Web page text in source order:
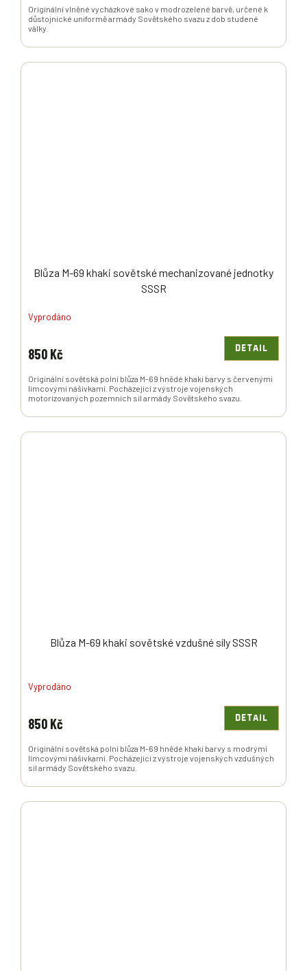
Originální vlněné vycházkové sako v modrozelené barvě, určené k
důstojnické uniformě armády Sovětského svazu z dob studené
války.
Blůza M-69 khaki sovětské mechanizované jednotky
SSSR
Vyprodáno
850 Kč DETAIL
Originální sovětská polní blůza M-69 hnědé khaki barvy s červenými
límcovými nášivkami. Pocházející z výstroje vojenských
motorizovaných pozemních sil armády Sovětského svazu.
Blůza M-69 khaki sovětské vzdušné síly SSSR
Vyprodáno
850 Kč DETAIL
Originální sovětská polní blůza M-69 hnědé khaki barvy s modrými
límcovými nášivkami. Pocházející z výstroje vojenských vzdušných
sil armády Sovětského svazu.